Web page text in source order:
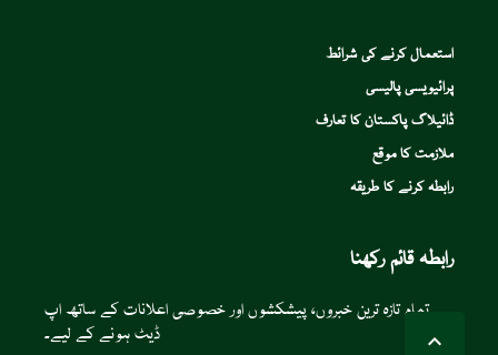

استعمال کرنے کی شرائط
پرائیویسی پالیسی
ڈائیلاگ پاکستان کا تعارف
ملازمت کا موقع
رابطہ کرنے کا طریقہ
رابطہ قائم رکھنا
تمام تازہ ترین خبروں، پیشکشوں اور خصوصی اعلانات کے ساتھ اپ
ڈیٹ ہونے کے لیے۔